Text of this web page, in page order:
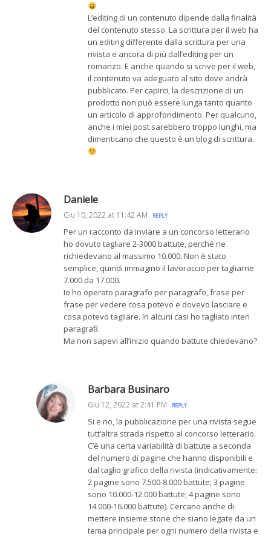
L’editing di un contenuto dipende dalla finalità
del contenuto stesso. La scrittura per il web ha
un editing differente dalla scrittura per una
rivista e ancora di più dall’editing per un
romanzo. E anche quando si scrive per il web,
il contenuto va adeguato al sito dove andrà
pubblicato. Per capirci, la descrizione di un
prodotto non può essere lunga tanto quanto
un articolo di approfondimento. Per qualcuno,
anche i miei post sarebbero troppo lunghi, ma
dimenticano che questo è un blog di scrittura.
Daniele
Giu 10, 2022 at 11:42 AM REPLY
Per un racconto da inviare a un concorso letterario
ho dovuto tagliare 2-3000 battute, perché ne
richiedevano al massimo 10.000. Non è stato
semplice, quindi immagino il lavoraccio per tagliarne
7.000 da 17.000.
Io ho operato paragrafo per paragrafo, frase per
frase per vedere cosa potevo e dovevo lasciare e
cosa potevo tagliare. In alcuni casi ho tagliato interi
paragrafi.
Ma non sapevi all’inizio quando battute chiedevano?
Barbara Businaro
Giu 12, 2022 at 2:41 PM REPLY
Si e no, la pubblicazione per una rivista segue
tutt’altra strada rispetto al concorso letterario.
C’è una certa variabilità di battute a seconda
del numero di pagine che hanno disponibili e
dal taglio grafico della rivista (indicativamente:
2 pagine sono 7.500-8.000 battute; 3 pagine
sono 10.000-12.000 battute; 4 pagine sono
14.000-16.000 battute). Cercano anche di
mettere insieme storie che siano legate da un
tema principale per ogni numero della rivista e